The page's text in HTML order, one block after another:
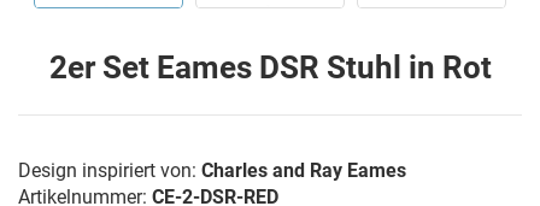
2er Set Eames DSR Stuhl in Rot
Design inspiriert von: Charles and Ray Eames
Artikelnummer: CE-2-DSR-RED